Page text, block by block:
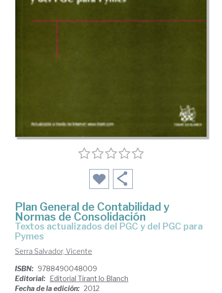
Plan General de Contabilidad y
Normas de Consolidación
textos actualizados del PGC y del PGC para
Pymes
Serra Salvador, Vicente
ISBN: 9788490048009
Editorial: Editorial Tirant lo Blanch
Fecha de la edición: 2012